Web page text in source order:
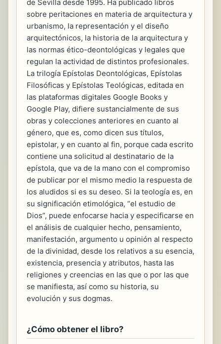
de Sevilla desde 1995. Ha publicado libros
sobre peritaciones en materia de arquitectura y
urbanismo, la representación y el diseño
arquitectónicos, la historia de la arquitectura y
las normas ético-deontológicas y legales que
regulan la actividad de distintos profesionales.
La trilogía Epístolas Deontológicas, Epístolas
Filosóficas y Epístolas Teológicas, editada en
las plataformas digitales Google Books y
Google Play, difiere sustancialmente de sus
obras y colecciones anteriores en cuanto al
género, que es, como dicen sus títulos,
epistolar, y en cuanto al fin, porque cada escrito
contiene una solicitud al destinatario de la
epístola, que va de la mano con el compromiso
de publicar por el mismo medio la respuesta de
los aludidos si es su deseo. Si la teología es, en
su significación etimológica, “el estudio de
Dios”, puede enfocarse hacia y especificarse en
el análisis de cualquier hecho, pensamiento,
manifestación, argumento u opinión al respecto
de la divinidad, desde los relativos a su esencia,
existencia, presencia y atributos, hasta las
religiones y creencias en las que o por las que
se manifiesta, así como su historia, su
evolución y sus dogmas.
¿Cómo obtener el libro?